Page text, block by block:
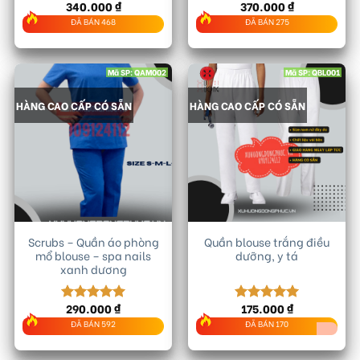
Được xếp
hạng5.00
5 sao
340.000₫
ĐÃ BÁN 468
Được xếp
hạng5.00
5 sao
370.000₫
ĐÃ BÁN 275
HÀNG CAO CẤP CÓ SẴN
Mã SP: QAM002
Scrubs – Quần áo phòng
mổ blouse – spa nails
xanh dương
Được xếp
hạng5.00
5 sao
290.000₫
ĐÃ BÁN 592
HÀNG CAO CẤP CÓ SẴN
Mã SP: QBL001
Quần blouse trắng điều
dưỡng, y tá
Được xếp
hạng5.00
5 sao
175.000₫
ĐÃ BÁN 170